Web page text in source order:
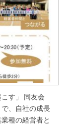
同友会
、自社の成長
種の経営者と